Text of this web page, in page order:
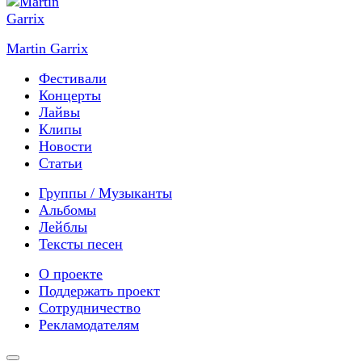
Martin Garrix
Фестивали
Концерты
Лайвы
Клипы
Новости
Статьи
Группы / Музыканты
Альбомы
Лейблы
Тексты песен
О проекте
Поддержать проект
Сотрудничество
Рекламодателям